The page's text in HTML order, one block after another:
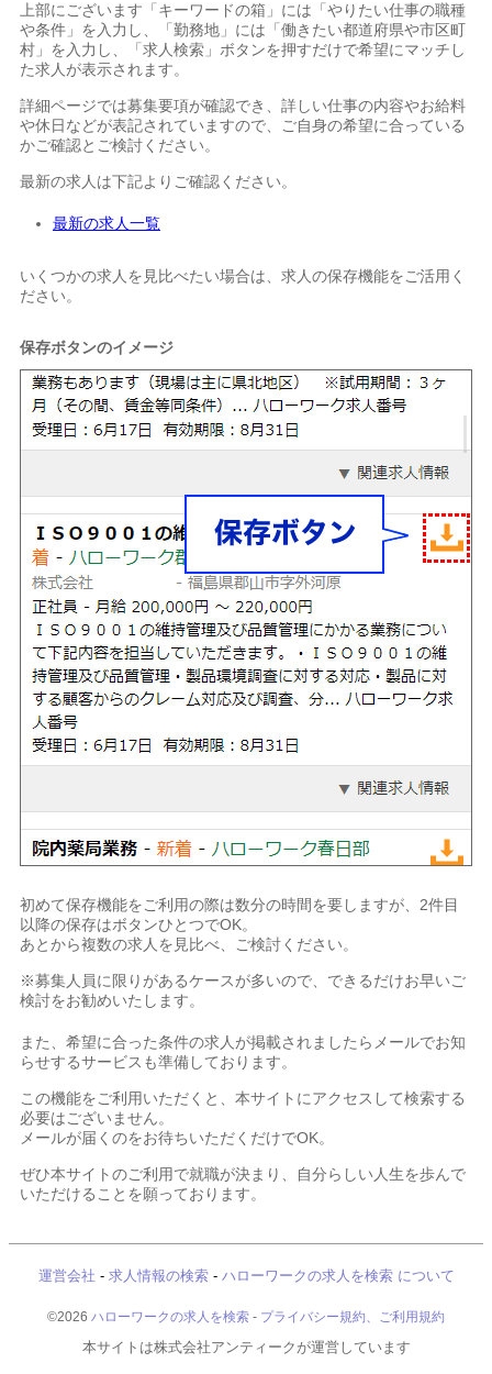
上部にございます「キーワードの箱」には「やりたい仕事の職種
や条件」を入力し、「勤務地」には「働きたい都道府県や市区町
村」を入力し、「求人検索」ボタンを押すだけで希望にマッチし
た求人が表示されます。
詳細ページでは募集要項が確認でき、詳しい仕事の内容やお給料
や休日などが表記されていますので、ご自身の希望に合っている
かご確認とご検討ください。
最新の求人は下記よりご確認ください。
最新の求人一覧
いくつかの求人を見比べたい場合は、求人の保存機能をご活用く
ださい。
保存ボタンのイメージ
初めて保存機能をご利用の際は数分の時間を要しますが、2件目
以降の保存はボタンひとつでOK。
あとから複数の求人を見比べ、ご検討ください。
※募集人員に限りがあるケースが多いので、できるだけお早いご
検討をお勧めいたします。
また、希望に合った条件の求人が掲載されましたらメールでお知
らせするサービスも準備しております。
この機能をご利用いただくと、本サイトにアクセスして検索する
必要はございません。
メールが届くのをお待ちいただくだけでOK。
ぜひ本サイトのご利用で就職が決まり、自分らしい人生を歩んで
いただけることを願っております。
運営会社 - 求人情報の検索- ハローワークの求人を検索 について
©2026 ハローワークの求人を検索 - プライバシー規約、ご利用規約
本サイトは株式会社アンティークが運営しています